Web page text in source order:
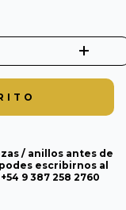
/ anillos antes de
escribirnos al
9 387 258 2760